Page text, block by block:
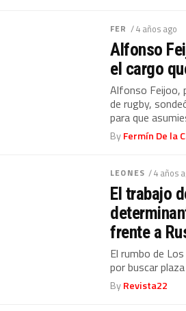
FER / 4 años ago
Alfonso
el cargo
Alfonso Feijoo,
de rugby,
para que
ByFermín De la
LEONES / 4 años
El trabajo
frente a
El rumbo de
por buscar
ByRevista22